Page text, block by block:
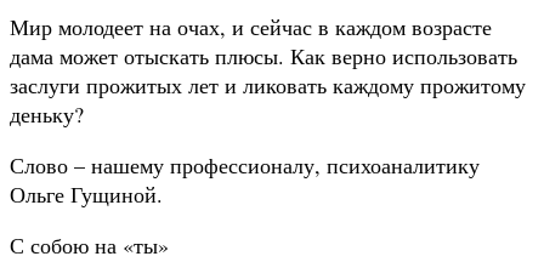
Мир молодеет на очах, и сейчас в каждом возрасте
дама может отыскать плюсы. Как верно использовать
заслуги прожитых лет и ликовать каждому прожитому
деньку?
Слово – нашему профессионалу, психоаналитику
Ольге Гущиной.
С собою на «ты»